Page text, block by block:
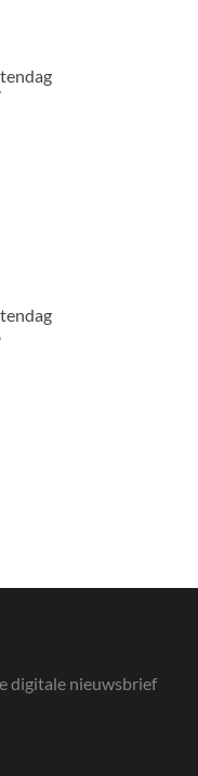
digitale nieuwsbrief